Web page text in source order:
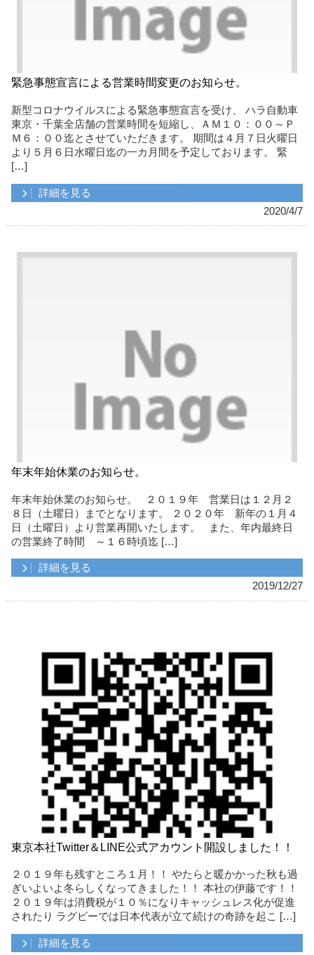
緊急事態宣言による営業時間変更のお知らせ。
新型コロナウイルスによる緊急事態宣言を受け、 ハラ自動車
東京・千葉全店舗の営業時間を短縮し、ＡＭ１０：００～Ｐ
Ｍ６：００迄とさせていただきます。 期間は４月７日火曜日
より５月６日水曜日迄の一カ月間を予定しております。 緊
[…]
詳細を見る
2020/4/7
年末年始休業のお知らせ。
年末年始休業のお知らせ。 ２０１９年 営業日は１２月２
８日（土曜日）までとなります。 ２０２０年 新年の１月４
日（土曜日）より営業再開いたします。 また、年内最終日
の営業終了時間 ～１６時頃迄 […]
詳細を見る
2019/12/27
東京本社Twitter＆LINE公式アカウント開設しました！！
２０１９年も残すところ１月！！ やたらと暖かかった秋も過
ぎいよいよ冬らしくなってきました！！ 本社の伊藤です！！
２０１９年は消費税が１０％になりキャッシュレス化が促進
されたり ラグビーでは日本代表が立て続けの奇跡を起こ […]
詳細を見る